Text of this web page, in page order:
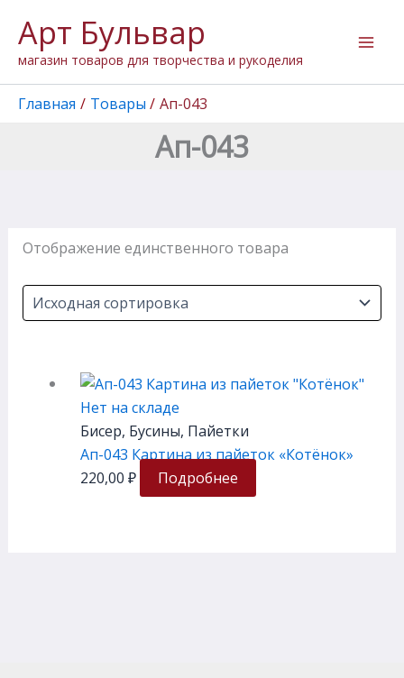
содержимому
Арт Бульвар
магазин товаров для творчества и рукоделия
Главная Товары Ап-043
Ап-043
Отображение единственного товара
Нет на складе
Бисер, Бусины, Пайетки
Ап-043 Картина из пайеток «Котёнок»
220,00 ₽ Подробнее